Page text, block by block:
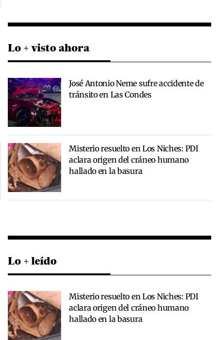
Lo + visto ahora
José Antonio Neme sufre accidente de
tránsito en Las Condes
Misterio resuelto en Los Niches: PDI
aclara origen del cráneo humano
hallado en la basura
Lo + leído
Misterio resuelto en Los Niches: PDI
aclara origen del cráneo humano
hallado en la basura